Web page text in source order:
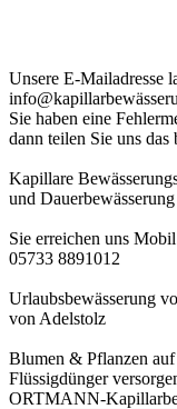
Unsere E-Mailadresse
Sie haben eine
dann teilen Sie uns das
Kapillare
und Dauerbewässerung
Sie erreichen uns
05733 8891012
Urlaubsbewässerung
von Adelstolz
Blumen & Pflanzen
Flüssigdünger
ORTMANN-